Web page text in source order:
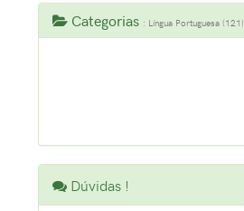
Categorias : Língua Portuguesa (121)
Dúvidas !